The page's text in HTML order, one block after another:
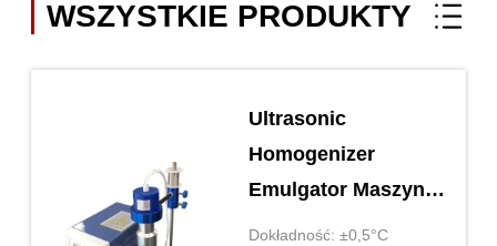
WSZYSTKIE PRODUKTY
Ultrasonic
Homogenizer
Emulgator Maszyna
Ultrasonic Dokładność: ±0,5°C